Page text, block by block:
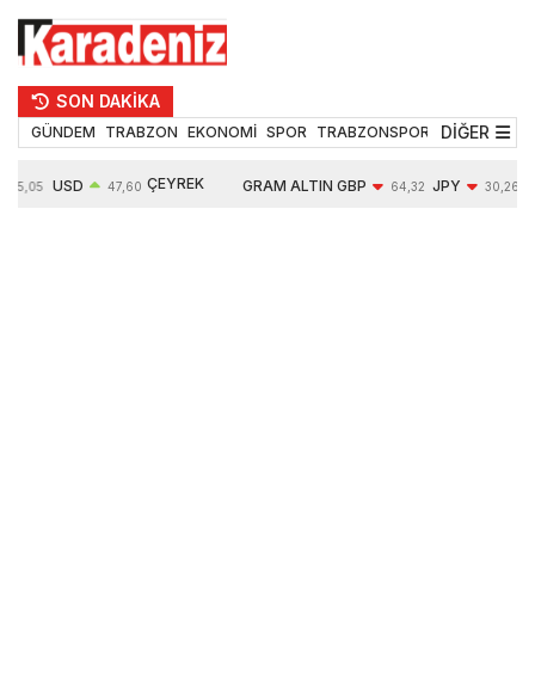
SON DAKİKA
GÜNDEM TRABZON EKONOMİ SPOR TRABZONSPOR TEKNOLOJİ
DİĞER
55,05 USD 47,60 ÇEYREK GRAM ALTIN GBP 64,32 JPY 30,26